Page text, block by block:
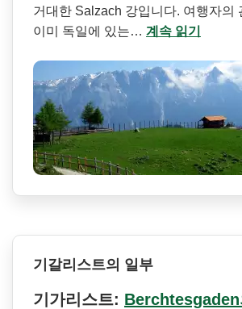
거대한 Salzach 강입니다. 여행자의
이미 독일에 있는… 계속 읽기
기갈리스트의 일부
기가리스트: